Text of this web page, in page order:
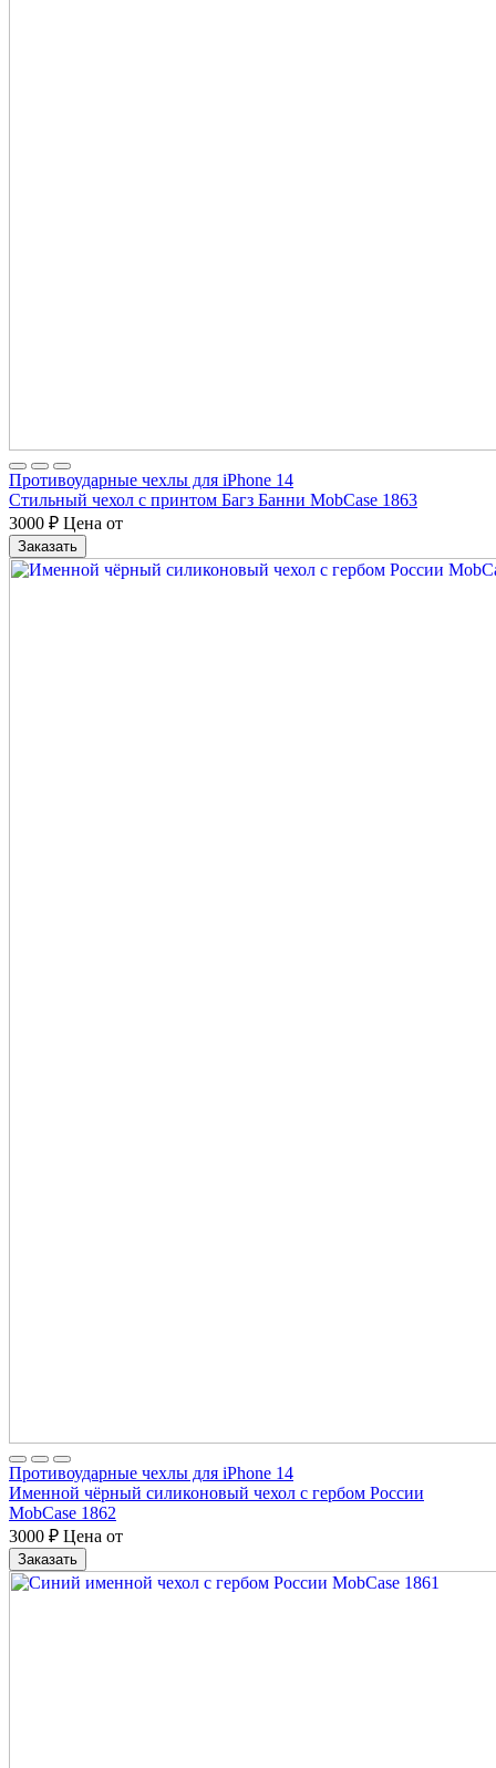
Противоударные чехлы для iPhone 14
Стильный чехол с принтом Багз Банни MobCase 1863
3000 ₽ Цена от
Заказать
Противоударные чехлы для iPhone 14
Именной чёрный силиконовый чехол с гербом России
MobCase 1862
3000 ₽ Цена от
Заказать